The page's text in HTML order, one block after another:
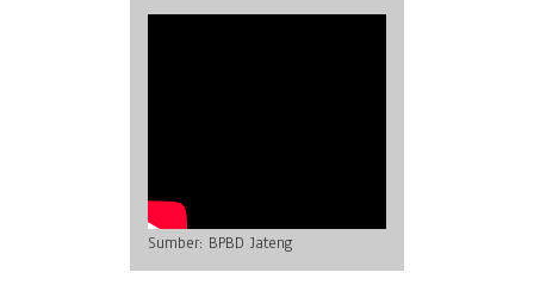
Sumber: BPBD Jateng